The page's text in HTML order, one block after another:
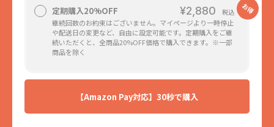
定期購入20%OFF ¥2,880
継続回数のお約束はございません。マイページより一時停止
や配送日の変更など、自由に設定可能です。定期購入をご継
続いただくと、全商品20%OFF価格で購入できます。※一部
商品を除く
【Amazon Pay対応】30秒で購入